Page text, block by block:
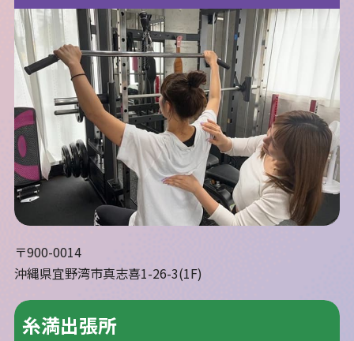
〒900-0014
沖縄県宜野湾市真志喜1-26-3(1F)
糸満出張所